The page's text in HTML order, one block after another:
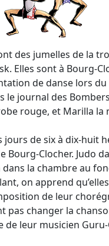
des jumelles de la
Elles sont à Bourg-
de danse lors du
le journal des
rouge, et Marilla la
jours de six à dix-huit
Bourg-Clocher. Judo
la chambre au
on apprend
de leur
pas changer la
de leur musicien